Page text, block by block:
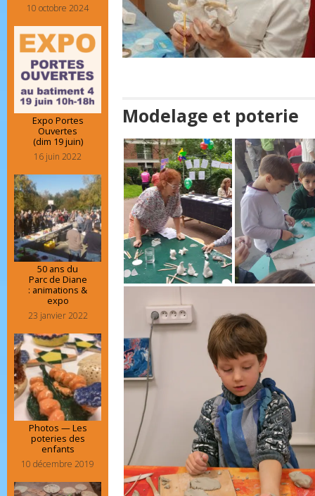
Modelage et poterie
10 octobre 2024
Expo Portes
Ouvertes
(dim 19 juin)
16 juin 2022
50 ans du
Parc de Diane
: animations &
expo
23 janvier 2022
Photos — Les
poteries des
enfants
10 décembre 2019